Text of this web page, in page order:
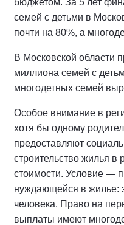
семей с детьми в
почти на 80%, а
В Московской области
миллиона семей с
многодетных семей
Особое внимание в
хотя бы одному
предоставляют
строительство жилья в
стоимости. Условие —
нуждающейся в жилье:
человека. Право на
выплаты имеют